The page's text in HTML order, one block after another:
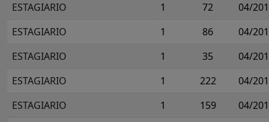
ESTAGIARIO 1 72
04/
ESTAGIARIO
1 86
04/
ESTAGIARIO
1 35
04/
ESTAGIARIO
1 222
04/
ESTAGIARIO
1 159
04/